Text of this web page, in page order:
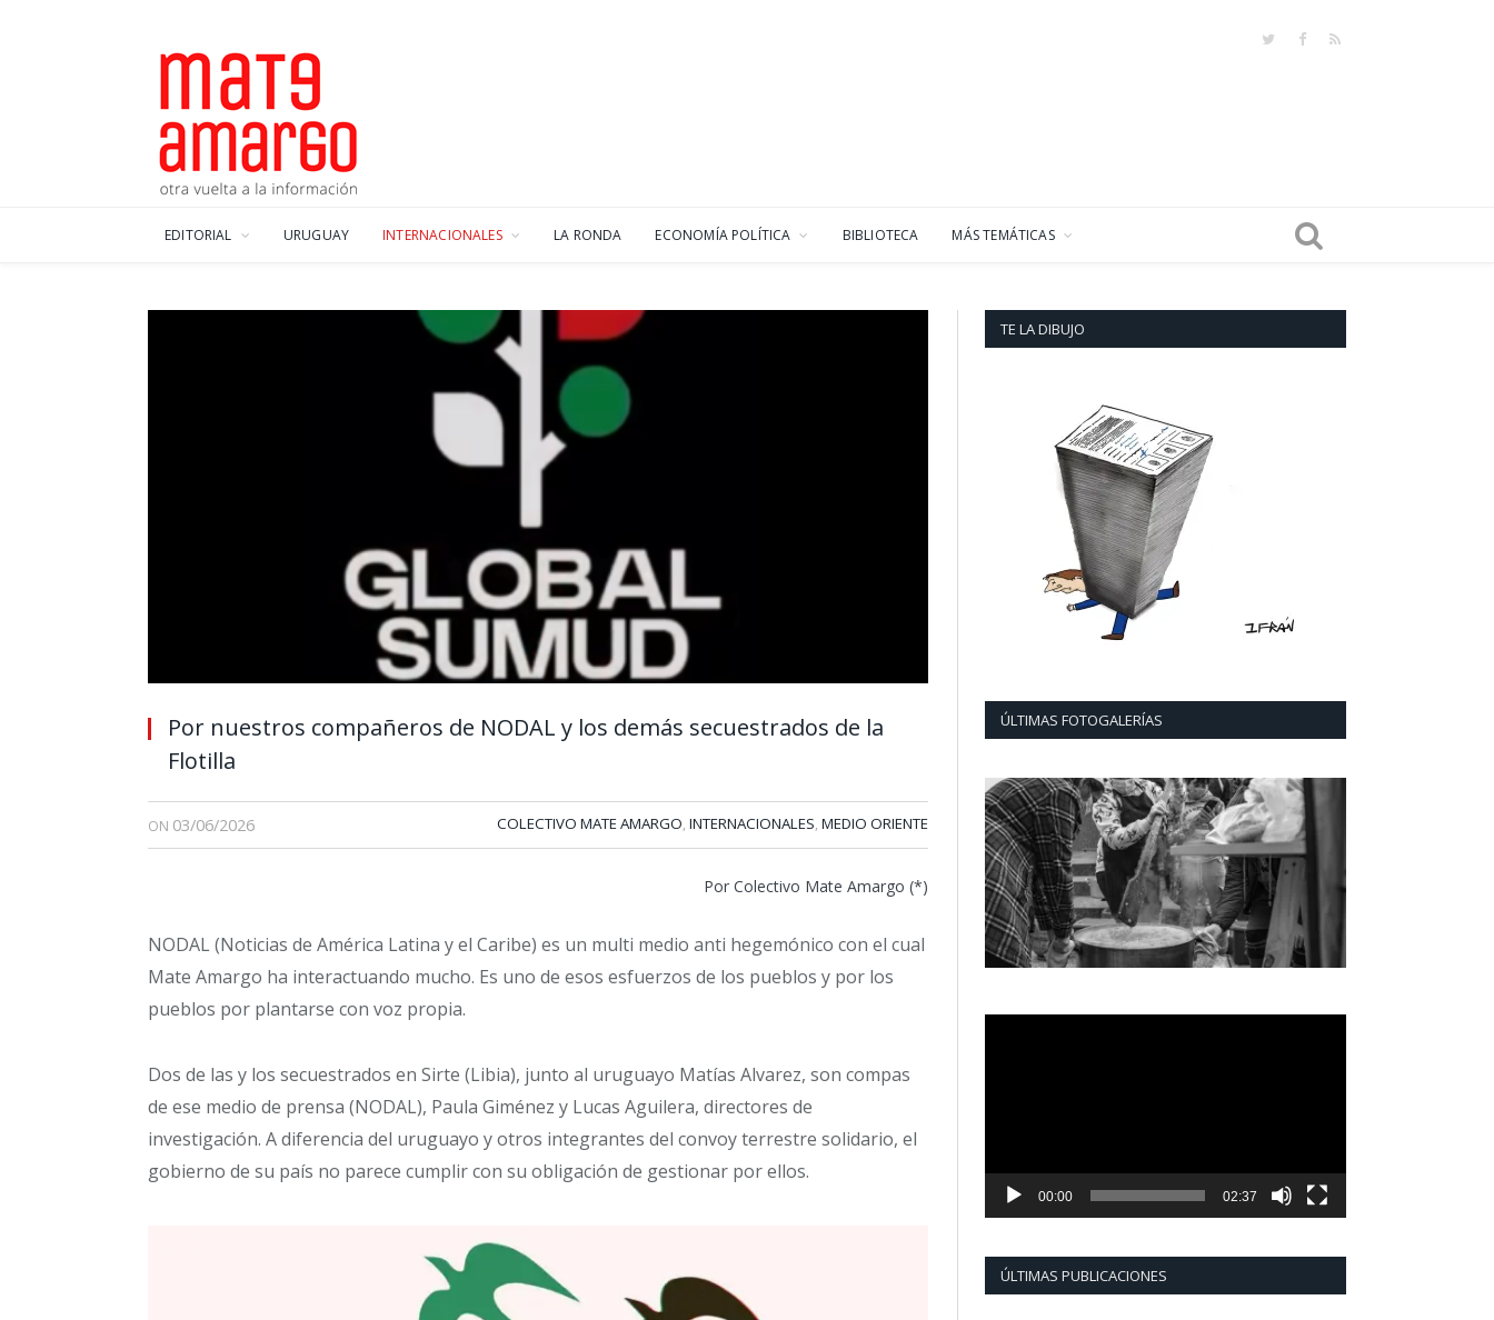
TwitterFacebook
RSS
EDITORIAL URUGUAY INTERNACIONALES LA RONDA ECONOMÍA POLÍTICA BIBLIOTECA MÁS TEMÁTICAS
Por nuestros compañeros de NODAL y los demás secuestrados de la
Flotilla
ON 03/06/2026 COLECTIVO MATE AMARGO, INTERNACIONALES, MEDIO ORIENTE
Por Colectivo Mate Amargo (*)
NODAL (Noticias de América Latina y el Caribe) es un multi medio anti hegemónico con el cual
Mate Amargo ha interactuando mucho. Es uno de esos esfuerzos de los pueblos y por los
pueblos por plantarse con voz propia.
Dos de las y los secuestrados en Sirte (Libia), junto al uruguayo Matías Alvarez, son compas
de ese medio de prensa (NODAL), Paula Giménez y Lucas Aguilera, directores de
investigación. A diferencia del uruguayo y otros integrantes del convoy terrestre solidario, el
gobierno de su país no parece cumplir con su obligación de gestionar por ellos.
TE LA DIBUJO
ÚLTIMAS FOTOGALERÍAS
00:00 02:37
ÚLTIMAS PUBLICACIONES